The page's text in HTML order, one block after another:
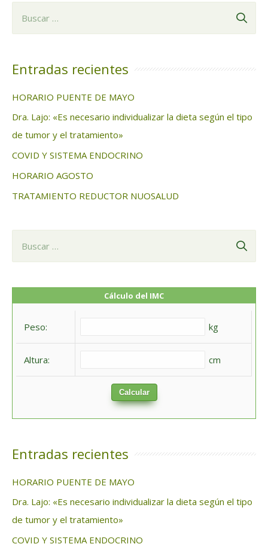
c
r
:
Entradas recientes
HORARIO PUENTE DE MAYO
Dra. Lajo: «Es necesario individualizar la dieta según el tipo
de tumor y el tratamiento»
COVID Y SISTEMA ENDOCRINO
HORARIO AGOSTO
TRATAMIENTO REDUCTOR NUOSALUD
Cálculo del IMC
Peso: kg
Altura: cm
Calcular
Entradas recientes
HORARIO PUENTE DE MAYO
Dra. Lajo: «Es necesario individualizar la dieta según el tipo
de tumor y el tratamiento»
COVID Y SISTEMA ENDOCRINO